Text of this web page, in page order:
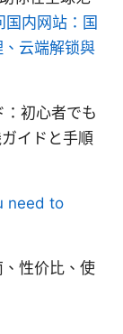
国内网站：国
云端解锁與
初心者でも
イドと手順
need to
性价比、使